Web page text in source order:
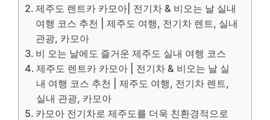
제주도 렌트카 카모아| 전기차 & 비오는 날 실내
여행 코스 추천 | 제주도 여행, 전기차 렌트, 실내
관광, 카모아
비 오는 날에도 즐거운 제주도 실내 여행 코스
제주도 렌트카 카모아 | 전기차 & 비오는 날 실
내 여행 코스 추천 | 제주도 여행, 전기차 렌트,
실내 관광, 카모아
카모아 전기차로 제주도를 더욱 친환경적으로